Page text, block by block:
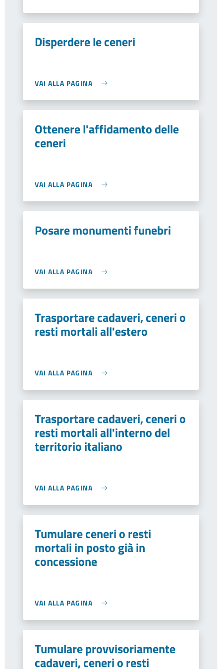
Disperdere le ceneri
VAI ALLA PAGINA
Ottenere l'affidamento delle
ceneri
VAI ALLA PAGINA
Posare monumenti funebri
VAI ALLA PAGINA
Trasportare cadaveri, ceneri o
resti mortali all'estero
VAI ALLA PAGINA
Trasportare cadaveri, ceneri o
resti mortali all'interno del
territorio italiano
VAI ALLA PAGINA
Tumulare ceneri o resti
mortali in posto già in
concessione
VAI ALLA PAGINA
Tumulare provvisoriamente
cadaveri, ceneri o resti